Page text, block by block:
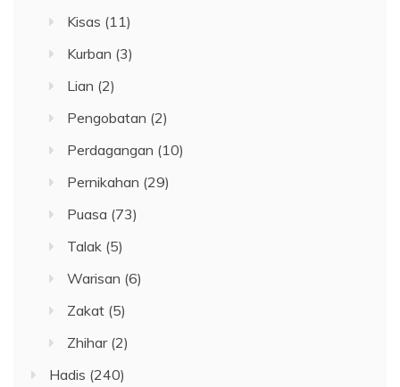
Kisas (11)
Kurban (3)
Lian (2)
Pengobatan (2)
Perdagangan (10)
Pernikahan (29)
Puasa (73)
Talak (5)
Warisan (6)
Zakat (5)
Zhihar(2)
Hadis (240)